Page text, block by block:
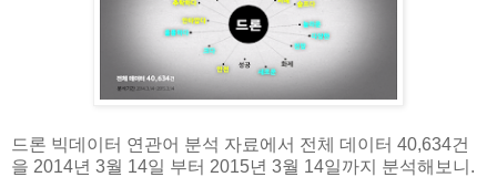
드론 빅데이터 연관어 분석 자료에서 전체 데이터 40,634건
을 2014년 3월 14일 부터 2015년 3월 14일까지 분석해보니.